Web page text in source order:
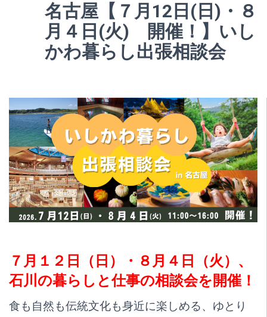
名古屋【７月12日(日)・８
月４日(火) 開催！】いし
かわ暮らし出張相談会
７月１２日（日）・８月４日（火）、
石川の暮らしと仕事の相談会を開催！
食も自然も伝統文化も身近に楽しめる、ゆとり